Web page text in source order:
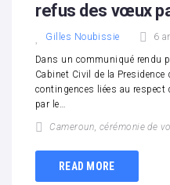
refus des vœux
Gilles Noubissie 6
Dans un communiqué rendu
Cabinet Civil de la Presidence
contingences liées au respect
par le…
Cameroun, cérémonie de
READ MORE